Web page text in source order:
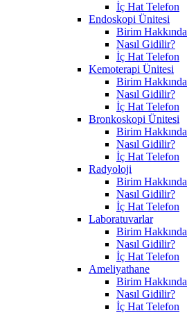
İç Hat Telefon
Endoskopi Ünitesi
Birim Hakkında
Nasıl Gidilir?
İç Hat Telefon
Kemoterapi Ünitesi
Birim Hakkında
Nasıl Gidilir?
İç Hat Telefon
Bronkoskopi Ünitesi
Birim Hakkında
Nasıl Gidilir?
İç Hat Telefon
Radyoloji
Birim Hakkında
Nasıl Gidilir?
İç Hat Telefon
Laboratuvarlar
Birim Hakkında
Nasıl Gidilir?
İç Hat Telefon
Ameliyathane
Birim Hakkında
Nasıl Gidilir?
İç Hat Telefon